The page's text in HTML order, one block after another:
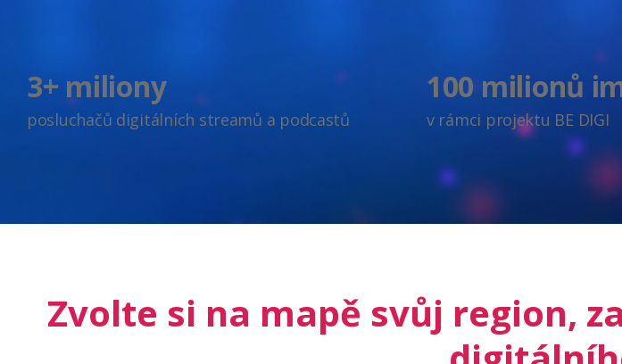
3+ miliony
posluchačů digitálních streamů a podcastů
100 milionů
v rámci projektu BE DIGI
Zvolte si na mapě svůj region,